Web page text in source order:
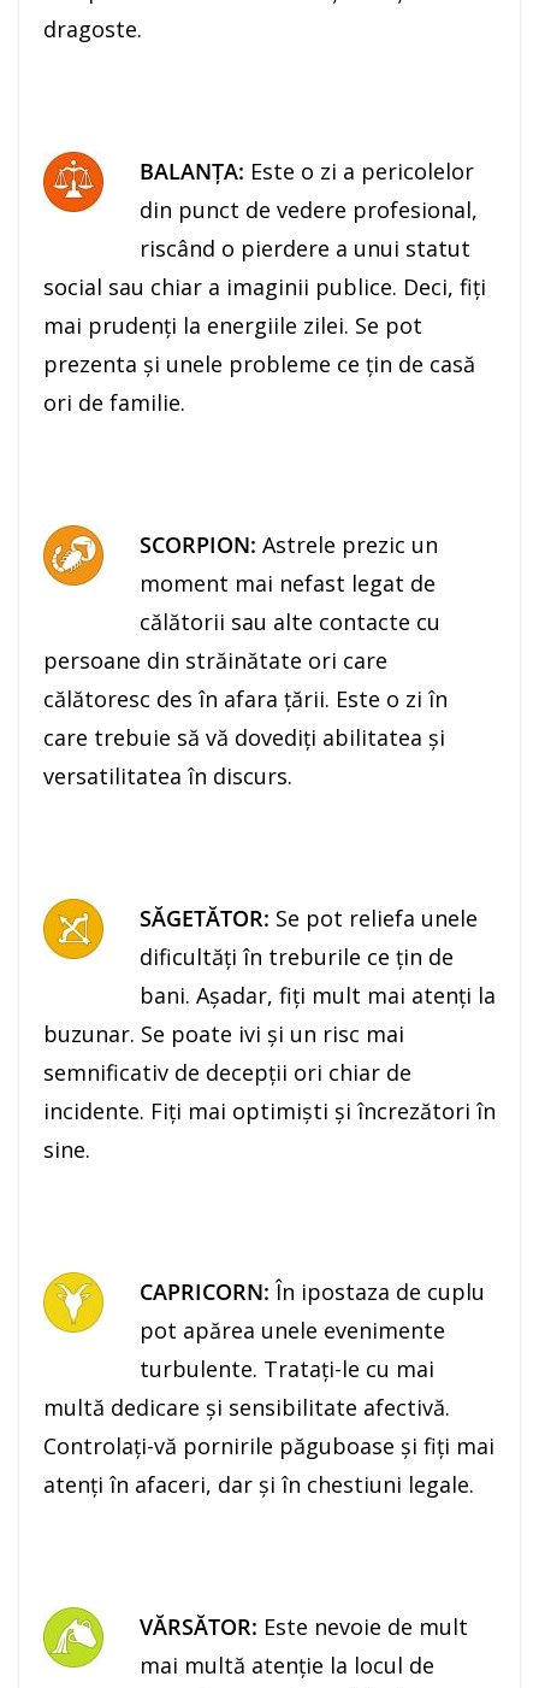
dragoste.
BALANŢA: Este o zi a pericolelor
din punct de vedere profesional,
riscând o pierdere a unui statut
social sau chiar a imaginii publice. Deci, fiţi
mai prudenţi la energiile zilei. Se pot
prezenta şi unele probleme ce ţin de casă
ori de familie.
SCORPION: Astrele prezic un
moment mai nefast legat de
călătorii sau alte contacte cu
persoane din străinătate ori care
călătoresc des în afara ţării. Este o zi în
care trebuie să vă dovediţi abilitatea şi
versatilitatea în discurs.
SĂGETĂTOR: Se pot reliefa unele
dificultăţi în treburile ce ţin de
bani. Aşadar, fiţi mult mai atenţi la
buzunar. Se poate ivi şi un risc mai
semnificativ de decepţii ori chiar de
incidente. Fiţi mai optimişti şi încrezători în
sine.
CAPRICORN: În ipostaza de cuplu
pot apărea unele evenimente
turbulente. Trataţi-le cu mai
multă dedicare şi sensibilitate afectivă.
Controlaţi-vă pornirile păguboase şi fiţi mai
atenţi în afaceri, dar şi în chestiuni legale.
VĂRSĂTOR: Este nevoie de mult
mai multă atenţie la locul de